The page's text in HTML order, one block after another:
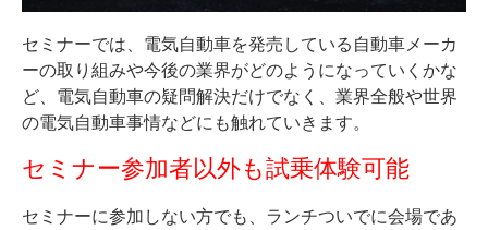
セミナーでは、電気自動車を発売している自動車メーカ
ーの取り組みや今後の業界がどのようになっていくかな
ど、電気自動車の疑問解決だけでなく、業界全般や世界
の電気自動車事情などにも触れていきます。
セミナー参加者以外も試乗体験可能
セミナーに参加しない方でも、ランチついでに会場であ